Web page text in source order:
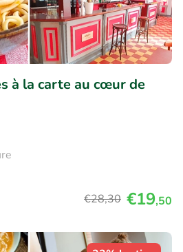
à la carte au cœur de
€28,30 €19,50